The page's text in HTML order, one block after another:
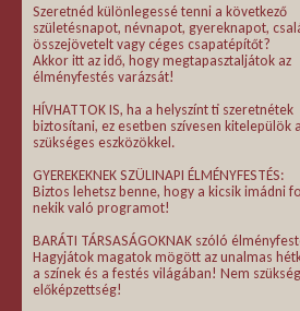
Szeretnéd különlegessé tenni a következő
születésnapot, névnapot, gyereknapot,
összejövetelt vagy céges csapatépítőt?
Akkor itt az idő, hogy megtapasztaljátok az
élményfestés varázsát!
HÍVHATTOK IS, ha a helyszínt ti szeretnétek
biztosítani, ez esetben szívesen kitelepülök a
szükséges eszközökkel.
GYEREKEKNEK SZÜLINAPI ÉLMÉNYFESTÉS:
Biztos lehetsz benne, hogy a kicsik imádni
nekik való programot!
BARÁTI TÁRSASÁGOKNAK szóló
Hagyjátok magatok mögött az unalmas
a színek és a festés világában! Nem
előképzettség!